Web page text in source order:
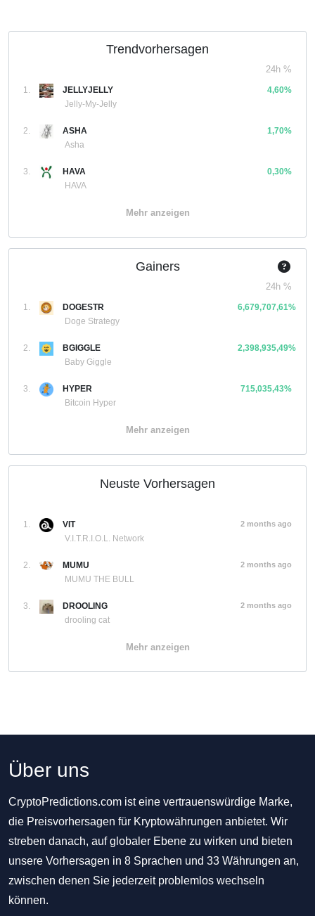
Trendvorhersagen
24h %
1.
JELLYJELLY
Jelly-My-Jelly
4,60%
2.
ASHA
Asha
1,70%
3.
HAVA
HAVA
0,30%
Mehr anzeigen
Gainers
24h %
1.
DOGESTR
Doge Strategy
6,679,707,61%
2.
BGIGGLE
Baby Giggle
2,398,935,49%
3.
HYPER
Bitcoin Hyper
715,035,43%
Mehr anzeigen
Neuste Vorhersagen
1.
VIT
V.I.T.R.I.O.L. Network
2 months ago
2.
MUMU
MUMU THE BULL
2 months ago
3.
DROOLING
drooling cat
2 months ago
Mehr anzeigen
Über uns
CryptoPredictions.com ist eine vertrauenswürdige Marke,
die Preisvorhersagen für Kryptowährungen anbietet. Wir
streben danach, auf globaler Ebene zu wirken und bieten
unsere Vorhersagen in 8 Sprachen und 33 Währungen an,
zwischen denen Sie jederzeit problemlos wechseln
können.